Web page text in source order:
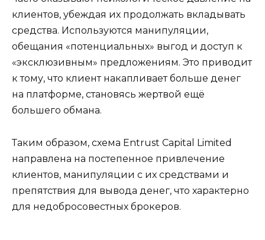
клиентов, убеждая их продолжать вкладывать
средства. Используются манипуляции,
обещания «потенциальных» выгод и доступ к
«эксклюзивным» предложениям. Это приводит
к тому, что клиент накапливает больше денег
на платформе, становясь жертвой ещё
большего обмана.
Таким образом, схема Entrust Capital Limited
направлена на постепенное привлечение
клиентов, манипуляции с их средствами и
препятствия для вывода денег, что характерно
для недобросовестных брокеров.